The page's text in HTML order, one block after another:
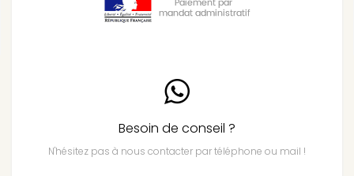
Besoin de conseil ?
N'hésitez pas à nous contacter par téléphone ou mail !